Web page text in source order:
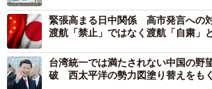
でなく、日中間の相互理解の深化を阻害
する負のスパイラルを生み出す危険性を
特に、民間交流は、両国民の感情的な対
的な関係の安定に寄与する重要な緩衝材
緊張高まる日中関係 高市発言への
渡航「禁止」ではなく渡航「自粛」
台湾統一では満たされない中国の
破 西太平洋の勢力図塗り替えをも